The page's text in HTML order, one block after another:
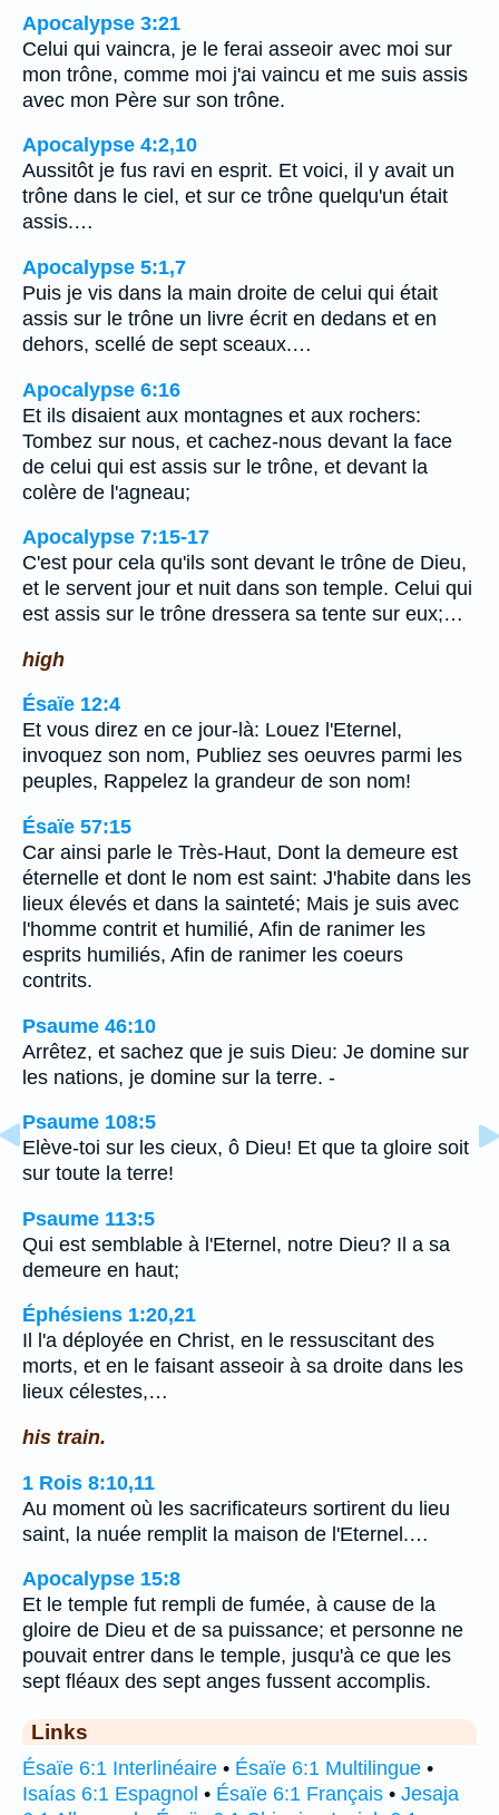
Apocalypse 3:21
Celui qui vaincra, je le ferai asseoir avec moi sur
mon trône, comme moi j'ai vaincu et me suis assis
avec mon Père sur son trône.
Apocalypse 4:2,10
Aussitôt je fus ravi en esprit. Et voici, il y avait un
trône dans le ciel, et sur ce trône quelqu'un était
assis.…
Apocalypse 5:1,7
Puis je vis dans la main droite de celui qui était
assis sur le trône un livre écrit en dedans et en
dehors, scellé de sept sceaux.…
Apocalypse 6:16
Et ils disaient aux montagnes et aux rochers:
Tombez sur nous, et cachez-nous devant la face
de celui qui est assis sur le trône, et devant la
colère de l'agneau;
Apocalypse 7:15-17
C'est pour cela qu'ils sont devant le trône de Dieu,
et le servent jour et nuit dans son temple. Celui qui
est assis sur le trône dressera sa tente sur eux;…
high
Ésaïe 12:4
Et vous direz en ce jour-là: Louez l'Eternel,
invoquez son nom, Publiez ses oeuvres parmi les
peuples, Rappelez la grandeur de son nom!
Ésaïe 57:15
Car ainsi parle le Très-Haut, Dont la demeure est
éternelle et dont le nom est saint: J'habite dans les
lieux élevés et dans la sainteté; Mais je suis avec
l'homme contrit et humilié, Afin de ranimer les
esprits humiliés, Afin de ranimer les coeurs
contrits.
Psaume 46:10
Arrêtez, et sachez que je suis Dieu: Je domine sur
les nations, je domine sur la terre. -
Psaume 108:5
Elève-toi sur les cieux, ô Dieu! Et que ta gloire soit
sur toute la terre!
Psaume 113:5
Qui est semblable à l'Eternel, notre Dieu? Il a sa
demeure en haut;
Éphésiens 1:20,21
Il l'a déployée en Christ, en le ressuscitant des
morts, et en le faisant asseoir à sa droite dans les
lieux célestes,…
his train.
1 Rois 8:10,11
Au moment où les sacrificateurs sortirent du lieu
saint, la nuée remplit la maison de l'Eternel.…
Apocalypse 15:8
Et le temple fut rempli de fumée, à cause de la
gloire de Dieu et de sa puissance; et personne ne
pouvait entrer dans le temple, jusqu'à ce que les
sept fléaux des sept anges fussent accomplis.
Links
Ésaïe 6:1 Interlinéaire • Ésaïe 6:1 Multilingue •
Isaías 6:1 Espagnol • Ésaïe 6:1 Français • Jesaja